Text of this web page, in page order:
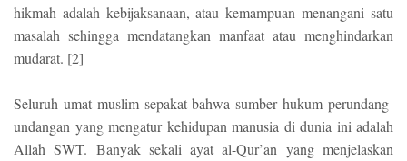
hikmah adalah kebijaksanaan, atau kemampuan menangani satu
masalah sehingga mendatangkan manfaat atau menghindarkan
mudarat. [2]
Seluruh umat muslim sepakat bahwa sumber hukum perundang-
undangan yang mengatur kehidupan manusia di dunia ini adalah
Allah SWT. Banyak sekali ayat al-Qur’an yang menjelaskan